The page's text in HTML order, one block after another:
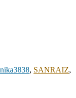
, SANRAIZ,